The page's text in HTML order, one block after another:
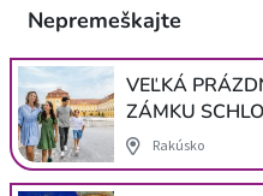
Nepremeškajte
VEĽKÁ
ZÁMKU
Rakúsko